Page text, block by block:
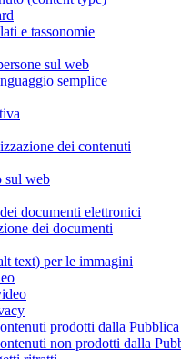
e tassonomie
sul web
semplice
dei contenuti
sul web
documenti elettronici
dei documenti
text) per le immagini
prodotti dalla
non prodotti dalla